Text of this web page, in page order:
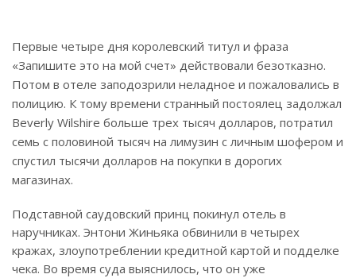
Первые четыре дня королевский титул и фраза
«Запишите это на мой счет» действовали безотказно.
Потом в отеле заподозрили неладное и пожаловались в
полицию. К тому времени странный постоялец задолжал
Beverly Wilshire больше трех тысяч долларов, потратил
семь с половиной тысяч на лимузин с личным шофером и
спустил тысячи долларов на покупки в дорогих
магазинах.
Подставной саудовский принц покинул отель в
наручниках. Энтони Жиньяка обвинили в четырех
кражах, злоупотреблении кредитной картой и подделке
чека. Во время суда выяснилось, что он уже